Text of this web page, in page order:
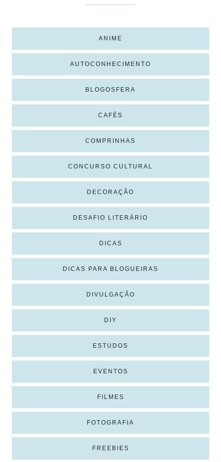
ANIME
AUTOCONHECIMENTO
BLOGOSFERA
CAFÉS
COMPRINHAS
CONCURSO CULTURAL
DECORAÇÃO
DESAFIO LITERÁRIO
DICAS
DICAS PARA BLOGUEIRAS
DIVULGAÇÃO
DIY
ESTUDOS
EVENTOS
FILMES
FOTOGRAFIA
FREEBIES